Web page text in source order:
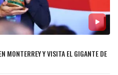
MONTERREY Y VISITA EL GIGANTE DE